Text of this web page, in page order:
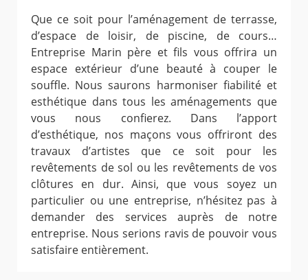
Que ce soit pour l’aménagement de terrasse,
d’espace de loisir, de piscine, de cours…
Entreprise Marin père et fils vous offrira un
espace extérieur d’une beauté à couper le
souffle. Nous saurons harmoniser fiabilité et
esthétique dans tous les aménagements que
vous nous confierez. Dans l’apport
d’esthétique, nos maçons vous offriront des
travaux d’artistes que ce soit pour les
revêtements de sol ou les revêtements de vos
clôtures en dur. Ainsi, que vous soyez un
particulier ou une entreprise, n’hésitez pas à
demander des services auprès de notre
entreprise. Nous serions ravis de pouvoir vous
satisfaire entièrement.